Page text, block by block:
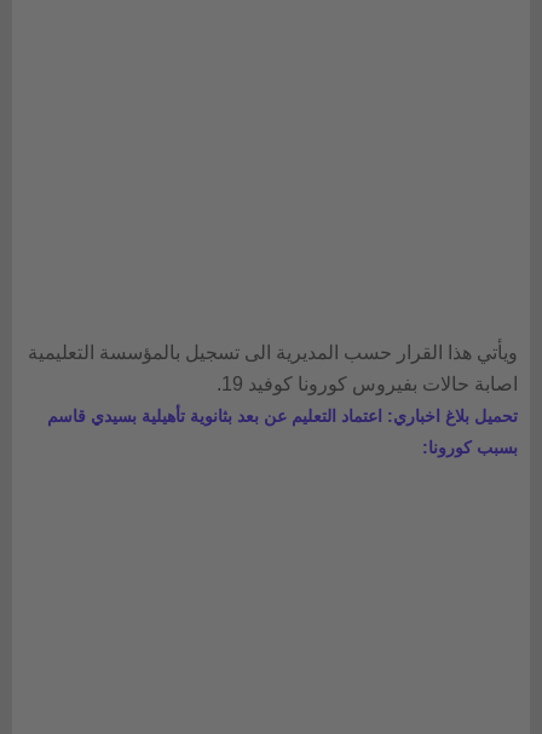
ويأتي هذا القرار حسب المديرية الى تسجيل بالمؤسسة التعليمية
اصابة حالات بفيروس كورونا كوفيد 19.
تحميل بلاغ اخباري: اعتماد التعليم عن بعد بثانوية تأهيلية بسيدي قاسم
بسبب كورونا: